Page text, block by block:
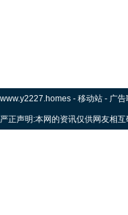
www.y2227.homes - 移动站 - 广告
严正声明:本网的资讯仅供网友相